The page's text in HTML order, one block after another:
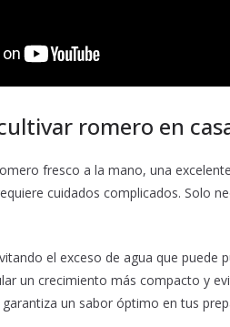
romero en
fresco a la mano, una
cuidados complicados. Solo
el exceso de agua que puede
un crecimiento más compacto y
un sabor óptimo en tus